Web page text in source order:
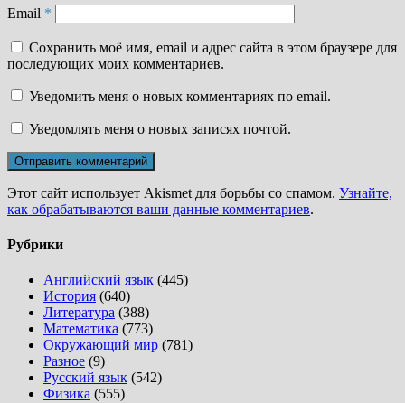
Email *
Сохранить моё имя, email и адрес сайта в этом браузере для
последующих моих комментариев.
Уведомить меня о новых комментариях по email.
Уведомлять меня о новых записях почтой.
Этот сайт использует Akismet для борьбы со спамом. Узнайте,
как обрабатываются ваши данные комментариев.
Рубрики
Английский язык (445)
История (640)
Литература (388)
Математика (773)
Окружающий мир (781)
Разное (9)
Русский язык (542)
Физика (555)